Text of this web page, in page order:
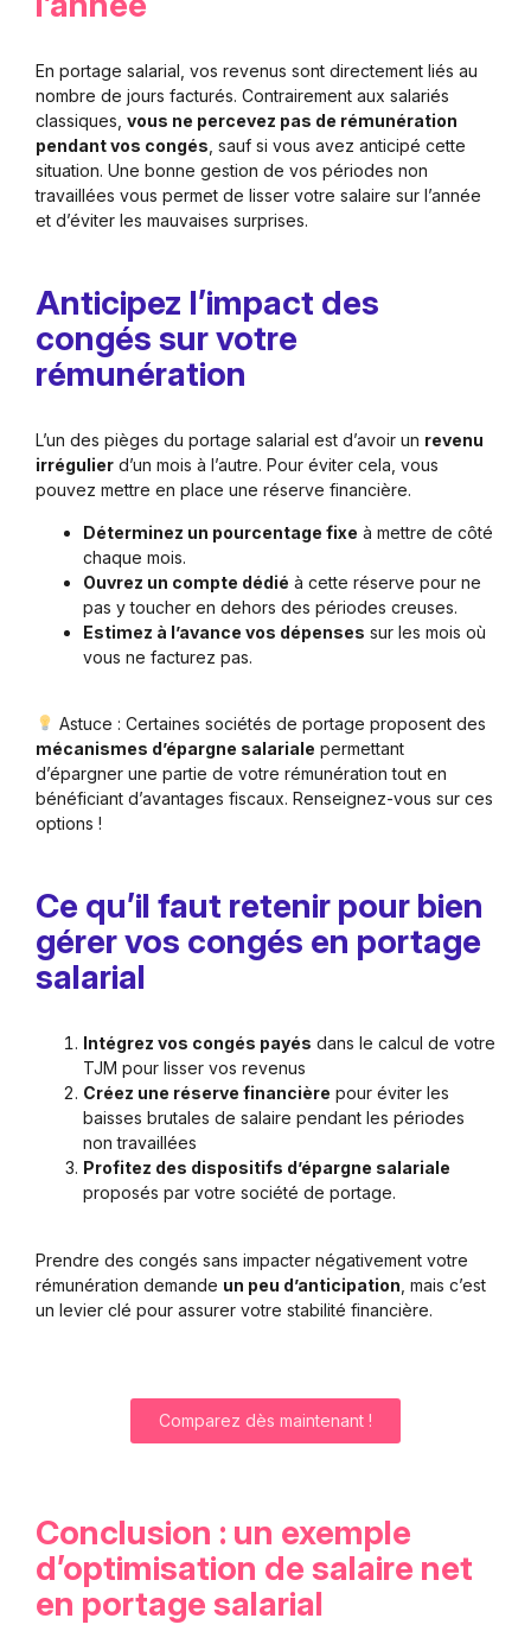
En portage salarial, vos revenus sont directement liés au
nombre de jours facturés. Contrairement aux salariés
classiques, vous ne percevez pas de rémunération
pendant vos congés , sauf si vous avez anticipé cette
situation. Une bonne gestion de vos périodes non
travaillées vous permet de lisser votre salaire sur l’année
et d’éviter les mauvaises surprises.
Anticipez l’impact des
congés sur votre
rémunération
L’un des pièges du portage salarial est d’avoir un revenu
irrégulier d’un mois à l’autre. Pour éviter cela, vous
pouvez mettre en place une réserve financière.
Déterminez un pourcentage fixe à mettre de côté
chaque mois.
Ouvrez un compte dédié à cette réserve pour ne
pas y toucher en dehors des périodes creuses.
Estimez à l’avance vos dépenses sur les mois où
vous ne facturez pas.
Astuce : Certaines sociétés de portage proposent des
mécanismes d’épargne salariale permettant
d’épargner une partie de votre rémunération tout en
bénéficiant d’avantages fiscaux. Renseignez-vous sur ces
options !
Ce qu’il faut retenir pour bien
gérer vos congés en portage
salarial
Intégrez vos congés payés dans le calcul de votre
TJM pour lisser vos revenus
Créez une réserve financière pour éviter les
baisses brutales de salaire pendant les périodes
non travaillées
Profitez des dispositifs d’épargne salariale
proposés par votre société de portage.
Prendre des congés sans impacter négativement votre
rémunération demande un peu d’anticipation , mais c’est
un levier clé pour assurer votre stabilité financière.
Comparez dès maintenant !
Conclusion : un exemple
d’optimisation de salaire net
en portage salarial